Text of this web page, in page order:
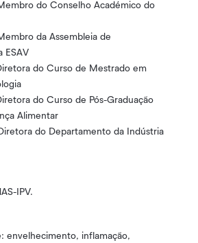
do Conselho Académico do
da Assembleia de
ESAV
do Curso de Mestrado em
do Curso de Pós-Graduação
Alimentar
do Departamento da Indústria
IPV.
envelhecimento, inflamação,